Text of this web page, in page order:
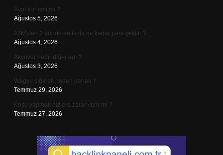
Avni kız ismi mi ?
Ağustos 5, 2026
ATM’den 1 günde en fazla ne kadar para çekilir ?
Ağustos 4, 2026
Akyuvar nedir diğer adı ?
Ağustos 3, 2026
Wagyu sığır eti neden pahalı ?
Temmuz 29, 2026
Koşu yapmak dizlere zarar verir mi ?
Temmuz 27, 2026